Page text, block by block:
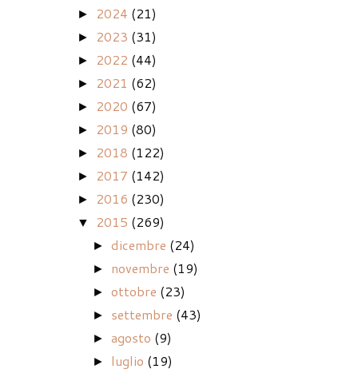
► 2024 (21)
► 2023 (31)
► 2022 (44)
► 2021 (62)
► 2020 (67)
► 2019 (80)
► 2018 (122)
► 2017 (142)
► 2016 (230)
▼ 2015 (269)
►dicembre (24)
► novembre (19)
►ottobre (23)
► settembre (43)
►agosto (9)
► luglio (19)